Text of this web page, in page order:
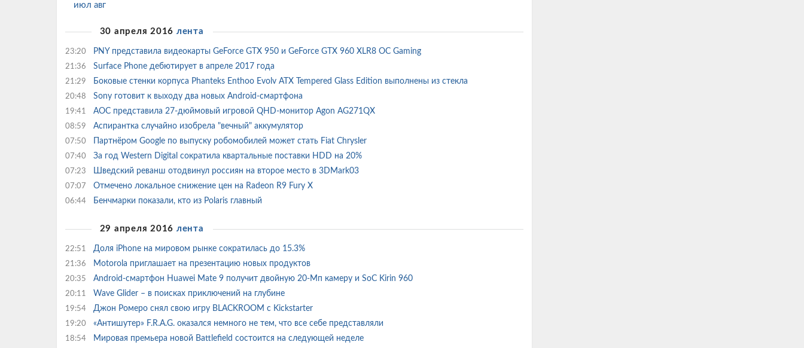
июл авг
30 апреля 2016 лента
23:20 PNY представила видеокарты GeForce GTX 950 и GeForce GTX 960 XLR8 OC Gaming
21:36 Surface Phone дебютирует в апреле 2017 года
21:29 Боковые стенки корпуса Phanteks Enthoo Evolv ATX Tempered Glass Edition выполнены из стекла
20:48 Sony готовит к выходу два новых Android-смартфона
19:41 AOC представила 27-дюймовый игровой QHD-монитор Agon AG271QX
08:59 Аспирантка случайно изобрела "вечный" аккумулятор
07:50 Партнёром Google по выпуску робомобилей может стать Fiat Chrysler
07:40 За год Western Digital сократила квартальные поставки HDD на 20%
07:23 Шведский реванш отодвинул россиян на второе место в 3DMark03
07:07 Отмечено локальное снижение цен на Radeon R9 Fury X
06:44 Бенчмарки показали, кто из Polaris главный
29 апреля 2016 лента
22:51 Доля iPhone на мировом рынке сократилась до 15.3%
21:36 Motorola приглашает на презентацию новых продуктов
20:35 Android-смартфон Huawei Mate 9 получит двойную 20-Мп камеру и SoC Kirin 960
20:11 Wave Glider – в поисках приключений на глубине
19:54 Джон Ромеро снял свою игру BLACKROOM с Kickstarter
19:20 «Антишутер» F.R.A.G. оказался немного не тем, что все себе представляли
18:54 Мировая премьера новой Battlefield состоится на следующей неделе